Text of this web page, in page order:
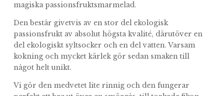
magiska passionsfruktsmarmelad.
Den består givetvis av en stor del ekologisk
passionsfrukt av absolut högsta kvalité, därutöver en
del ekologiskt syltsocker och en del vatten. Varsam
kokning och mycket kärlek gör sedan smaken till
något helt unikt.
Vi gör den medvetet lite rinnig och den fungerar